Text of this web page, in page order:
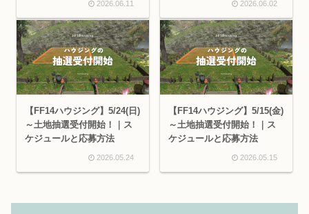
2026.06.11 2026.06.02
【FF14ハウジング】5/24(日)
～土地抽選受付開始！｜ス
ケジュールと応募方法
2026.05.24
【FF14ハウジング】5/15(金)
～土地抽選受付開始！｜ス
ケジュールと応募方法
2026.05.15